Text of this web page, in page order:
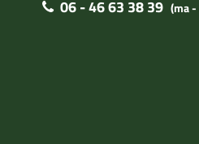
06 - 46 63 38 39 (ma